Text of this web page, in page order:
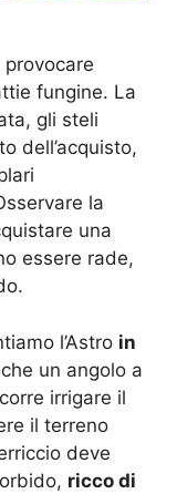
provocare
fungine. La
gli steli
dell’acquisto,
la
una
essere rade,
l’Astro in
un angolo a
irrigare il
il terreno
deve
ricco di